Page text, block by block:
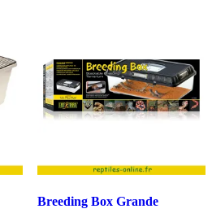
Breeding Box Grande